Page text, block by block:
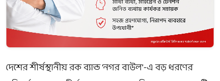
দেশের শীর্ষস্থানীয় রক ব্যান্ড ‘নগর বাউল’-এ বড় ধরণের